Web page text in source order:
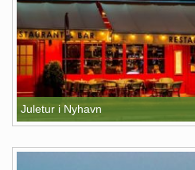
Juletur i Nyhavn